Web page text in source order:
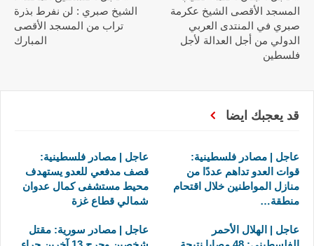
المسجد الأقصى الشيخ عكرمة
صبري في المنتدى العربي
الدولي من أجل العدالة لأجل
فلسطين
الشيخ صبري : لن نفرط بذرة
تراب من المسجد الأقصى
المبارك
قد يعجبك ايضا
عاجل | مصادر فلسطينية:
قوات العدو تداهم عددًا من
منازل المواطنين خلال اقتحام
منطقة…
عاجل | مصادر فلسطينية:
قصف مدفعي للعدو يستهدف
محيط مستشفى كمال عدوان
شمالي قطاع غزة
عاجل | الهلال الأحمر
عاجل | مصادر سورية: مقتل